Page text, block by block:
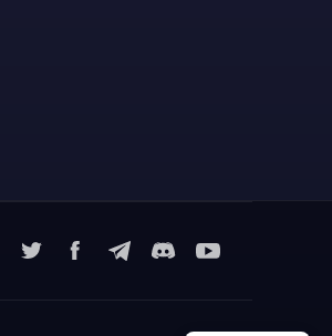
FacebookTelegramYouTube